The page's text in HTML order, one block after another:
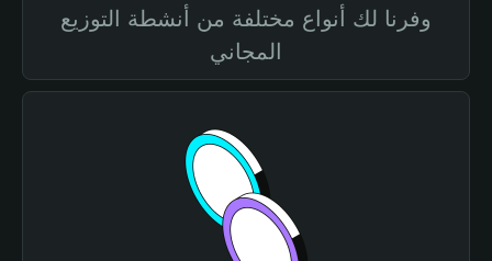
وفرنا لك أنواع مختلفة من أنشطة التوزيع
المجاني